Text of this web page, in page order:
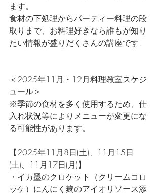
ます。
食材の下処理からパーティー料理の段
取りまで、お料理好きなら誰もが知り
たい情報が盛りだくさんの講座です!
＜2025年11月・12月料理教室スケジ
ュール＞
※季節の食材を多く使用するため、仕
入れ状況等によりメニューが変更にな
る可能性があります。
【2025年11月8日(土)、11月15日
(土)、11月17日(月)】
・イカ墨のクロケット（クリームコロ
ッケ）にんにく麹のアイオリソース添